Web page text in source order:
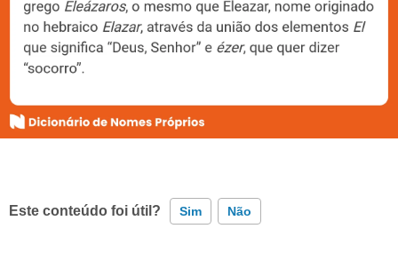
Este conteúdo foi útil? Sim Não